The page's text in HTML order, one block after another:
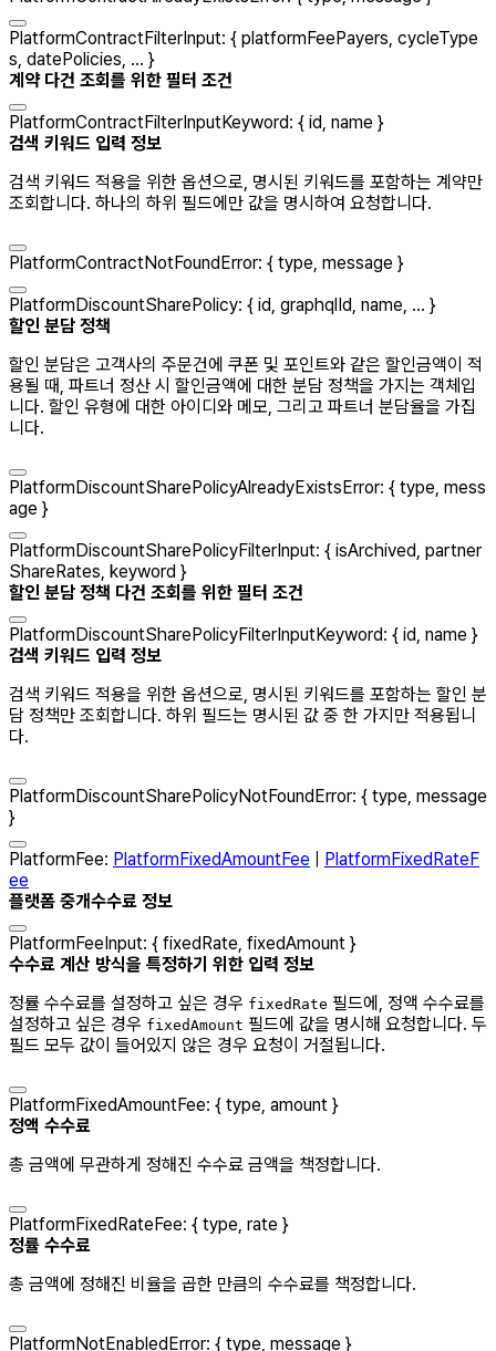
PlatformContractFilterInput: { platformFeePayers, cycleType
s, datePolicies, ... }
계약 다건 조회를 위한 필터 조건
PlatformContractFilterInputKeyword: { id, name }
검색 키워드 입력 정보
검색 키워드 적용을 위한 옵션으로, 명시된 키워드를 포함하는 계약만
조회합니다. 하나의 하위 필드에만 값을 명시하여 요청합니다.
PlatformContractNotFoundError: { type, message }
PlatformDiscountSharePolicy: { id, graphqlId, name, ... }
할인 분담 정책
할인 분담은 고객사의 주문건에 쿠폰 및 포인트와 같은 할인금액이 적
용될 때, 파트너 정산 시 할인금액에 대한 분담 정책을 가지는 객체입
니다. 할인 유형에 대한 아이디와 메모, 그리고 파트너 분담율을 가집
니다.
PlatformDiscountSharePolicyAlreadyExistsError: { type, mess
age }
PlatformDiscountSharePolicyFilterInput: { isArchived, partner
ShareRates, keyword }
할인 분담 정책 다건 조회를 위한 필터 조건
PlatformDiscountSharePolicyFilterInputKeyword: { id, name }
검색 키워드 입력 정보
검색 키워드 적용을 위한 옵션으로, 명시된 키워드를 포함하는 할인 분
담 정책만 조회합니다. 하위 필드는 명시된 값 중 한 가지만 적용됩니
다.
PlatformDiscountSharePolicyNotFoundError: { type, message
}
PlatformFee: PlatformFixedAmountFee
PlatformFixedRateF
ee
플랫폼 중개수수료 정보
PlatformFeeInput: { fixedRate, fixedAmount }
수수료 계산 방식을 특정하기 위한 입력 정보
정률 수수료를 설정하고 싶은 경우 fixedRate 필드에, 정액 수수료를
설정하고 싶은 경우 fixedAmount 필드에 값을 명시해 요청합니다. 두
필드 모두 값이 들어있지 않은 경우 요청이 거절됩니다.
PlatformFixedAmountFee: { type, amount }
정액 수수료
총 금액에 무관하게 정해진 수수료 금액을 책정합니다.
PlatformFixedRateFee: { type, rate }
정률 수수료
총 금액에 정해진 비율을 곱한 만큼의 수수료를 책정합니다.
PlatformNotEnabledError: { type, message }